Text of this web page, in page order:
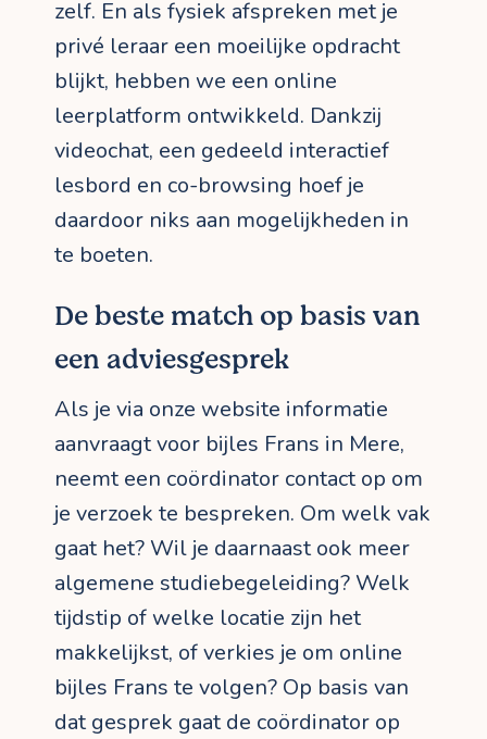
zelf. En als fysiek afspreken met je
privé leraar een moeilijke opdracht
blijkt, hebben we een online
leerplatform ontwikkeld. Dankzij
videochat, een gedeeld interactief
lesbord en co-browsing hoef je
daardoor niks aan mogelijkheden in
te boeten.
De beste match op basis van
een adviesgesprek
Als je via onze website informatie
aanvraagt voor bijles Frans in Mere,
neemt een coördinator contact op om
je verzoek te bespreken. Om welk vak
gaat het? Wil je daarnaast ook meer
algemene studiebegeleiding? Welk
tijdstip of welke locatie zijn het
makkelijkst, of verkies je om online
bijles Frans te volgen? Op basis van
dat gesprek gaat de coördinator op